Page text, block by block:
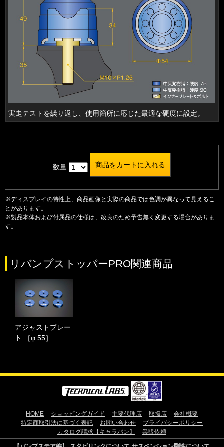
実走テストを繰り返し、使用箇所に応じた最適な硬度に設定。
数量
※ディスプレイの特性上、商品画像と実際の商品では色調が異なって見えるこ
とがあります。
※製品本体および付属品の仕様は、改良のため予告無く変更する場合がありま
す。
リバンプストッパーPRO関連商品
アジャストプレー
ト ［φ 55］
HOME ショッピングガイド 主要代理店 取扱店
会社概要
特定商取引法に基づく表記
お問い合わせ
プライバシーポリシー
カタログ請求【キャラバン】
業販依頼